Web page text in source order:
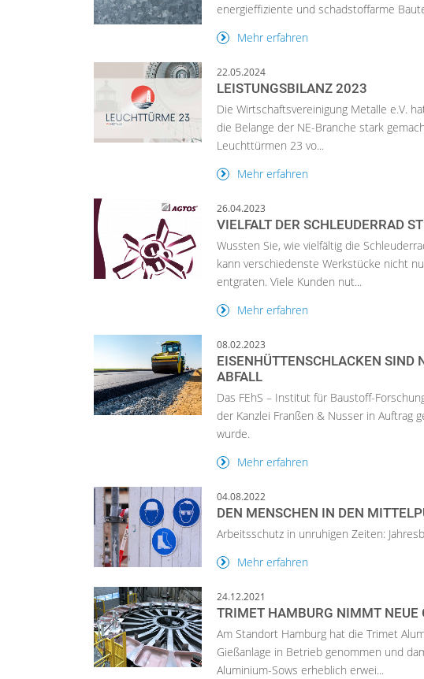
energieffiziente und schadstoffarme
Mehr erfahren
22.05.2024
LEISTUNGSBILANZ 2023
Die Wirtschaftsvereinigung Metalle e.V.
die Belange der NE-Branche stark
Leuchttürmen 23 vo...
Mehr erfahren
26.04.2023
VIELFALT DER SCHLEUDERRAD
Wussten Sie, wie vielfältig die
kann verschiedenste Werkstücke nicht
entgraten. Viele Kunden nut...
Mehr erfahren
08.02.2023
EISENHÜTTENSCHLACKEN SIND
ABFALL
Das FEhS – Institut für Baustoff-
der Kanzlei Franßen & Nusser in Auftrag
wurde.
Mehr erfahren
04.08.2022
DEN MENSCHEN IN DEN
Arbeitsschutz in unruhigen Zeiten:
Mehr erfahren
24.12.2021
TRIMET HAMBURG NIMMT NEUE
Am Standort Hamburg hat die Trimet
Gießanlage in Betrieb genommen und
Aluminium-Sows erheblich erwei...